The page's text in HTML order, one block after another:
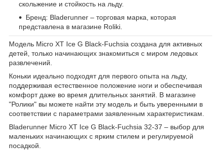
скольжение и стойкость на льду.
Бренд: Bladerunner – торговая марка, которая
представлена в магазине Roliki.
Модель Micro XT Ice G Black-Fuchsia создана для активных
детей, только начинающих знакомиться с миром ледовых
развлечений.
Коньки идеально подходят для первого опыта на льду,
поддерживая естественное положение ноги и обеспечивая
комфорт даже во время длительных занятий. В магазине
"Ролики" вы можете найти эту модель и быть уверенными в
соответствии с параметрами заявленным характеристикам.
Bladerunner Micro XT Ice G Black-Fuchsia 32-37 – выбор для
маленьких начинающих с ярким стилем и регулируемой
посадкой.